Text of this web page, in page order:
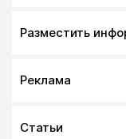
Разместить
Реклама
Статьи